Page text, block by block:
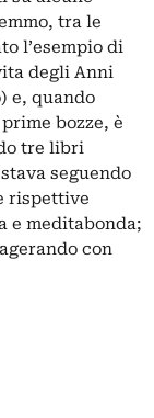
tra le
l’esempio di
degli Anni
e, quando
bozze, è
tre libri
seguendo
rispettive
e meditabonda;
con